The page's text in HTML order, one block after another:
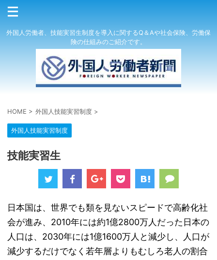
外国人労働者、技能実習生制度を導入に関するQ＆Aや社会保険、労働保
険の仕組みのご紹介です。
HOME > 外国人技能実習制度 >
外国人技能実習制度
技能実習生
日本国は、世界でも類を見ないスピードで高齢化社
会が進み、2010年には約1億2800万人だった日本の
人口は、2030年には1億1600万人と減少し、人口が
減少するだけでなく若年層よりもむしろ老人の割合